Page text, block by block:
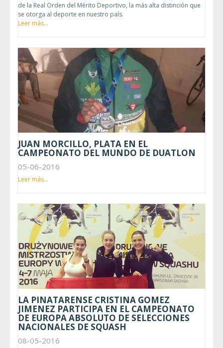
de la Real Orden del Mérito Deportivo, la más alta distinción que
se otorga al deporte en nuestro país.
Leer más...
JUAN MORCILLO, PLATA EN EL
CAMPEONATO DEL MUNDO DE DUATLON
05-06-2016
Leer más...
LA PINATARENSE CRISTINA GOMEZ
JIMENEZ PARTICIPA EN EL CAMPEONATO
DE EUROPA ABSOLUTO DE SELECCIONES
NACIONALES DE SQUASH
08-05-2016